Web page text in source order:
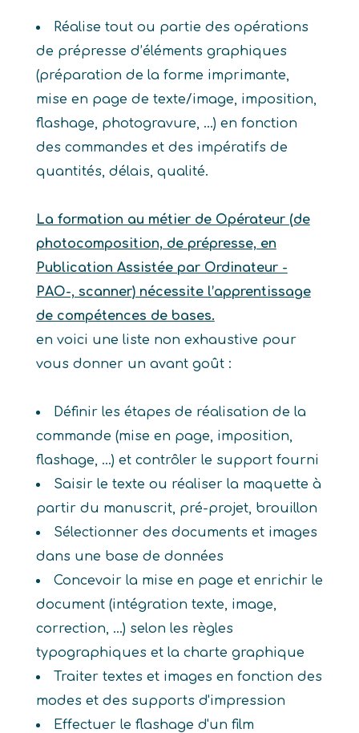
Réalise tout ou partie des opérations
de prépresse d’éléments graphiques
(préparation de la forme imprimante,
mise en page de texte/image, imposition,
flashage, photogravure, …) en fonction
des commandes et des impératifs de
quantités, délais, qualité.
La formation au métier de Opérateur (de
photocomposition, de prépresse, en
Publication Assistée par Ordinateur -
PAO-, scanner) nécessite l’apprentissage
de compétences de bases.
en voici une liste non exhaustive pour
vous donner un avant goût :
Définir les étapes de réalisation de la
commande (mise en page, imposition,
flashage, ...) et contrôler le support fourni
Saisir le texte ou réaliser la maquette à
partir du manuscrit, pré-projet, brouillon
Sélectionner des documents et images
dans une base de données
Concevoir la mise en page et enrichir le
document (intégration texte, image,
correction, ...) selon les règles
typographiques et la charte graphique
Traiter textes et images en fonction des
modes et des supports d'impression
Effectuer le flashage d'un film